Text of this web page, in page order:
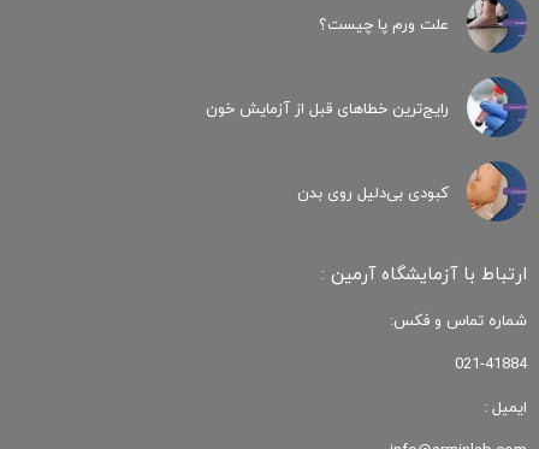
علت ورم پا چیست؟
رایج‌ترین خطاهای قبل از آزمایش خون
کبودی‌ بی‌دلیل روی بدن
ارتباط با آزمایشگاه آرمین :
شماره تماس و فکس:
021-41884
ایمیل :